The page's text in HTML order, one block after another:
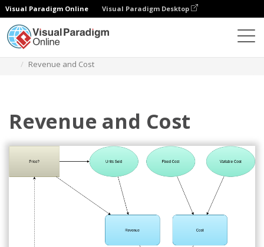
Visual Paradigm Online Visual Paradigm Desktop
Revenue and Cost
Revenue and Cost